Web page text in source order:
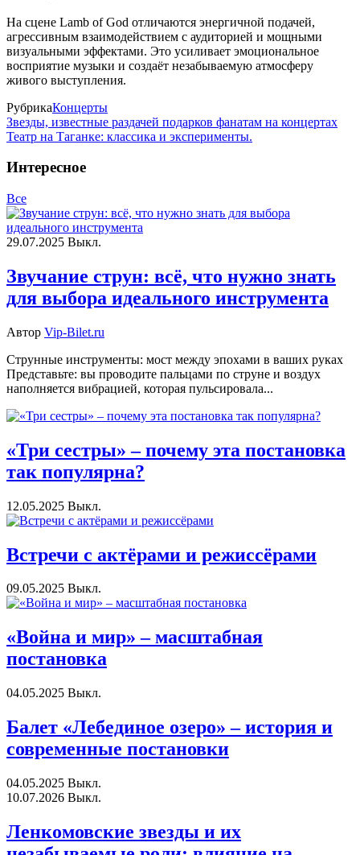
На сцене Lamb of God отличаются энергичной подачей,
агрессивным взаимодействием с аудиторией и мощными
визуальными эффектами. Это усиливает эмоциональное
восприятие музыки и создаёт незабываемую атмосферу
живого выступления.
РубрикаКонцерты
Звезды, известные раздачей подарков фанатам на концертах
Театр на Таганке: классика и эксперименты.
Интересное
Все
29.07.2025 Выкл.
Звучание струн: всё, что нужно знать
для выбора идеального инструмента
Автор Vip-Bilet.ru
Струнные инструменты: мост между эпохами в ваших руках
Представьте: вы проводите пальцами по струне и воздух
наполняется вибрацией, которая пульсировала...
«Три сестры» – почему эта постановка
так популярна?
12.05.2025 Выкл.
Встречи с актёрами и режиссёрами
09.05.2025 Выкл.
«Война и мир» – масштабная
постановка
04.05.2025 Выкл.
Балет «Лебединое озеро» – история и
современные постановки
04.05.2025 Выкл.
10.07.2026 Выкл.
Ленкомовские звезды и их